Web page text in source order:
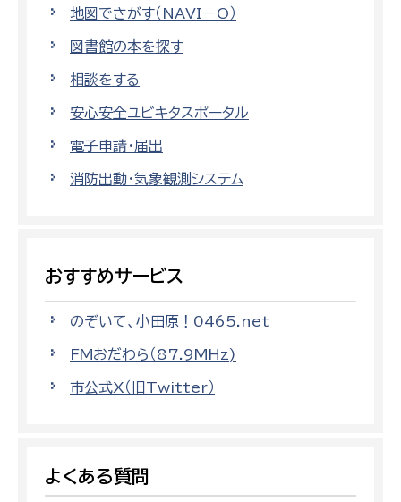
地図でさがす（NAVI－O）
図書館の本を探す
相談をする
安心安全ユビキタスポータル
電子申請・届出
消防出動・気象観測システム
おすすめサービス
のぞいて、小田原！0465.net
FMおだわら（87.9MHz)
市公式X（旧Twitter）
よくある質問